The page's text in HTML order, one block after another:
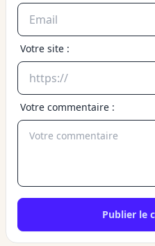
Votre site :
Votre commentaire :